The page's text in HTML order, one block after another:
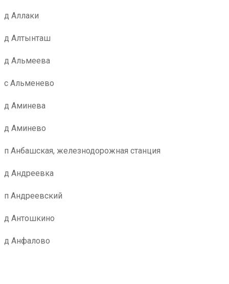
д Аллаки
д Алтынташ
д Альмеева
с Альменево
д Аминева
д Аминево
п Анбашская, железнодорожная станция
д Андреевка
п Андреевский
д Антошкино
д Анфалово